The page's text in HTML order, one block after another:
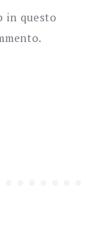
in questo